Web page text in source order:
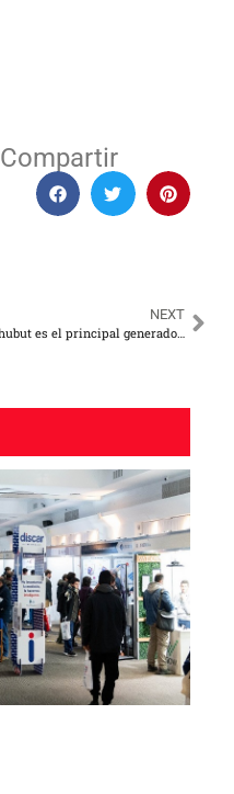
Compartir
NEXT